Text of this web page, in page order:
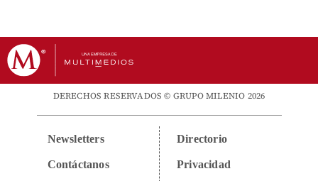
DERECHOS RESERVADOS © GRUPO MILENIO 2026
Newsletters
Contáctanos
Directorio
Privacidad